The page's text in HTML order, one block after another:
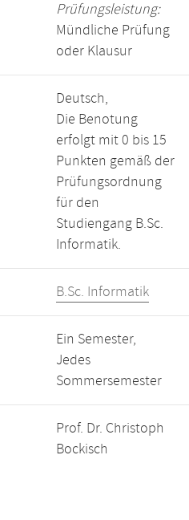
Prüfungsleistung:
Mündliche Prüfung
oder Klausur
Deutsch,
Die Benotung
erfolgt mit 0 bis 15
Punkten gemäß der
Prüfungsordnung
für den
Studiengang B.Sc.
Informatik.
B.Sc. Informatik
Ein Semester,
Jedes
Sommersemester
Prof. Dr. Christoph
Bockisch